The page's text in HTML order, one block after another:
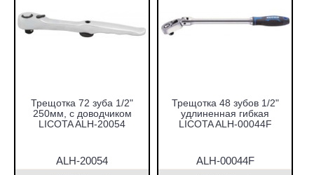
Трещотка 72 зуба 1/2"
250мм, с доводчиком
LICOTA ALH-20054
ALH-20054
Трещотка 48 зубов 1/2"
удлиненная гибкая
LICOTA ALH-00044F
ALH-00044F